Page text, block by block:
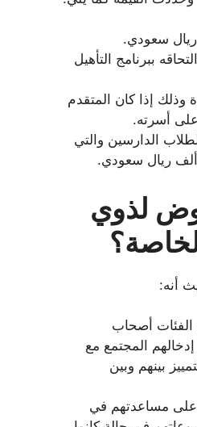
ببرنامج التأهيل
وذلك إذا كان المتقدم
أسرته.
الدارسين والتي
لذوي
أنه:
أصحاب
المجتمع مع
بينهم وبين
على مساعدتهم في